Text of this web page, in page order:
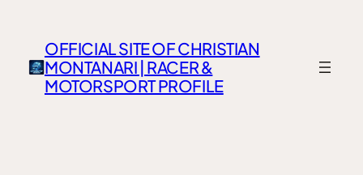
OFFICIAL SITE OF CHRISTIAN
MONTANARI | RACER &
MOTORSPORT PROFILE